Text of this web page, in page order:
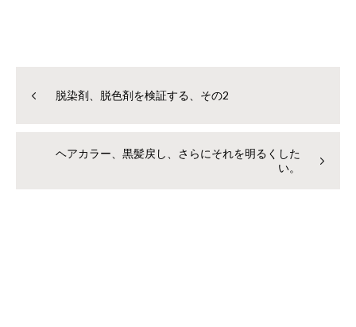
脱染剤、脱色剤を検証する、その2
ヘアカラー、黒髪戻し、さらにそれを明るくした
い。